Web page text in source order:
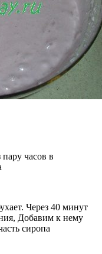
часов в
Через 40 минут
Добавим к нему
сиропа